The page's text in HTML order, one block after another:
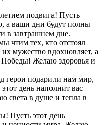
подвига! Пусть
а ваши дни будут полны
в завтрашнем дне.
чтим тех, кто отстоял
мужество вдохновляет, а
Желаю здоровья и
герои подарили нам мир,
день наполнит вас
света в душе и тепла в
Пусть этот день